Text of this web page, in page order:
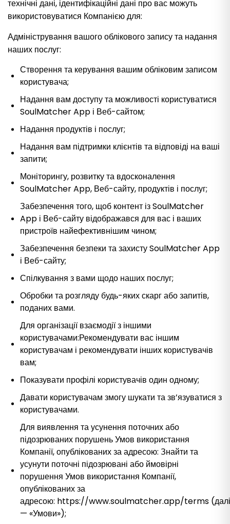
технічні дані, ідентифікаційні дані про вас можуть
використовуватися Компанією для:
Адміністрування вашого облікового запису та надання
наших послуг:
Створення та керування вашим обліковим записом
користувача;
Надання вам доступу та можливості користуватися
SoulMatcher App і Веб-сайтом;
Надання продуктів і послуг;
Надання вам підтримки клієнтів та відповіді на ваші
запити;
Моніторингу, розвитку та вдосконалення
SoulMatcher App, Веб-сайту, продуктів і послуг;
Забезпечення того, щоб контент із SoulMatcher
App і Веб-сайту відображався для вас і ваших
пристроїв найефективнішим чином;
Забезпечення безпеки та захисту SoulMatcher App
і Веб-сайту;
Спілкування з вами щодо наших послуг;
Обробки та розгляду будь-яких скарг або запитів,
поданих вами.
Для організації взаємодії з іншими
користувачами:Рекомендувати вас іншим
користувачам і рекомендувати інших користувачів
вам;
Показувати профілі користувачів один одному;
Давати користувачам змогу шукати та зв’язуватися з
користувачами.
Для виявлення та усунення поточних або
підозрюваних порушень Умов використання
Компанії, опублікованих за адресою: Знайти та
усунути поточні підозрювані або ймовірні
порушення Умов використання Компанії,
опублікованих за
адресою: https://www.soulmatcher.app/terms (далі
— «Умови»);